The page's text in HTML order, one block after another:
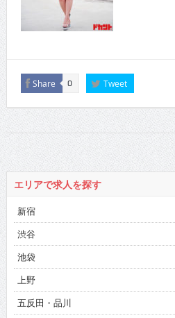
Share 0 Tweet
エリアで求人を探す
新宿
渋谷
池袋
上野
五反田・品川